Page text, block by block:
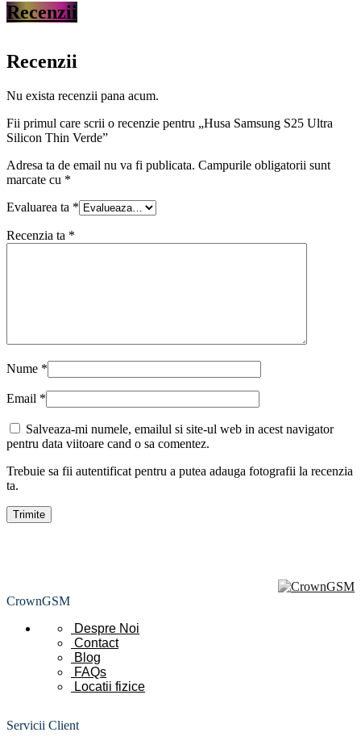
Recenzii
Recenzii
Nu exista recenzii pana acum.
Fii primul care scrii o recenzie pentru „Husa Samsung S25 Ultra
Silicon Thin Verde”
Adresa ta de email nu va fi publicata. Campurile obligatorii sunt
marcate cu *
Evaluarea ta *
Recenzia ta *
Nume *
Email *
Salveaza-mi numele, emailul si site-ul web in acest navigator
pentru data viitoare cand o sa comentez.
Trebuie sa fii autentificat pentru a putea adauga fotografii la recenzia
ta.
CrownGSM
Despre Noi
Contact
Blog
FAQs
Locatii fizice
Servicii Client